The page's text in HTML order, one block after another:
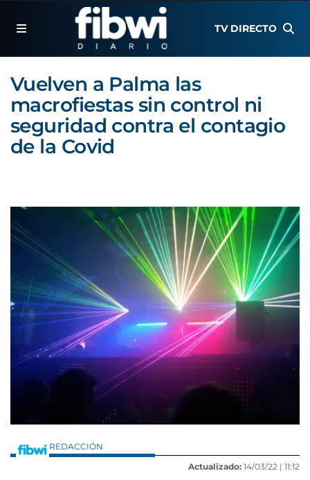
TV DIRECTO
Vuelven a Palma las
macrofiestas sin control ni
seguridad contra el contagio
de la Covid
REDACCIÓN
Actualizado: 14/03/22 | 11:12